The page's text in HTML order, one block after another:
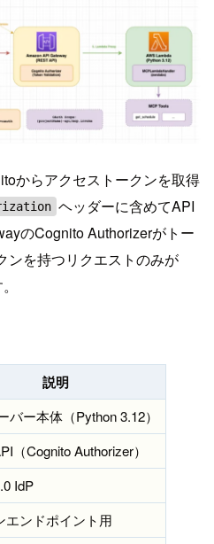
からアクセストークンを取得
ヘッダーに含めてAPI
のCognito Authorizerがトー
ンを持つリクエストのみが
説明
バー本体（Python 3.12）
（Cognito Authorizer）
IdP
エンドポイント用